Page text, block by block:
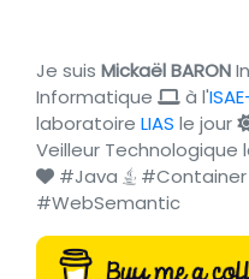
Je suis Mickaël BARON
Informatique
à l'
laboratoire LIAS le jour
Veilleur Technologique
#Java
#WebSemantic